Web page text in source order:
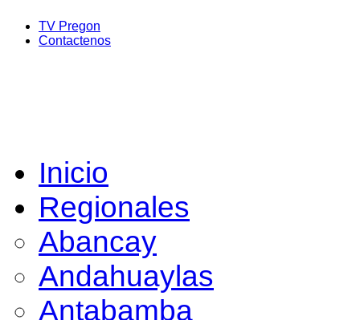
TV Pregon
Contactenos
Inicio
Regionales
Abancay
Andahuaylas
Antabamba